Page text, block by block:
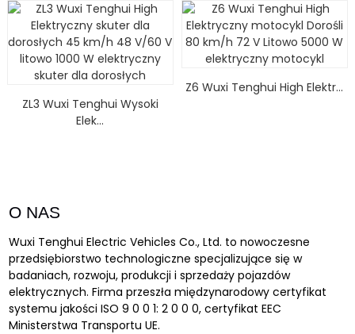
ZL3 Wuxi Tenghui Wysoki
Elek...
Z6 Wuxi Tenghui High Elektr...
O NAS
Wuxi Tenghui Electric Vehicles Co., Ltd. to nowoczesne
przedsiębiorstwo technologiczne specjalizujące się w
badaniach, rozwoju, produkcji i sprzedaży pojazdów
elektrycznych. Firma przeszła międzynarodowy certyfikat
systemu jakości ISO 9 0 0 1: 2 0 0 0, certyfikat EEC
Ministerstwa Transportu UE.